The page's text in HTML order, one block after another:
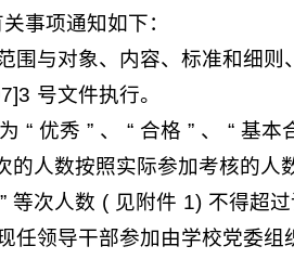
事项通知如下：
围与对象、内容、标准和细
号文件执行。
“ 优秀 ” 、 “ 合格 ” 、 “ 基本
的人数按照实际参加考核的人
” 等次人数 ( 见附件 1) 不得超
任领导干部参加由学校党委